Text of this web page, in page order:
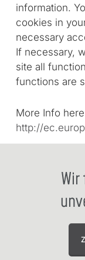
information.
cookies in
necessary
If necessary,
site all
functions are
More Info
http://